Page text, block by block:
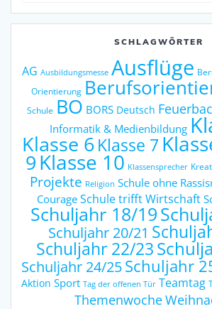
SCHLAGWÖRTER
AG Ausbildungsmesse Ausflüge
Orientierung
Schule BO BORS Deutsch
Informatik & Medienbildung
Klasse 6Klasse 7
9Klasse 10 Klassensprecher
Projekte Religion Schule ohne
Courage Schule trifft Wirtschaft
Schuljahr 18/19
Schuljahr 20/21
Schuljahr 22/23
Schuljahr 24/25Schuljahr
Aktion Sport Tag der offenen Tür Teamtag
Themenwoche